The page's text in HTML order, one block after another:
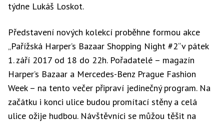
týdne Lukáš Loskot.
Představení nových kolekcí proběhne formou akce
„Pařížská Harper’s Bazaar Shopping Night #2“v pátek
1. září 2017 od 18 do 22h. Pořadatelé – magazín
Harper’s Bazaar a Mercedes-Benz Prague Fashion
Week – na tento večer připraví jedinečný program. Na
začátku i konci ulice budou promítací stěny a celá
ulice ožije hudbou. Návštěvníci se můžou těšit na